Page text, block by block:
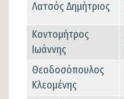
Λατσός Δημήτριος
Κοντομήτρος
Ιωάννης
Θεοδοσόπουλος
Κλεομένης